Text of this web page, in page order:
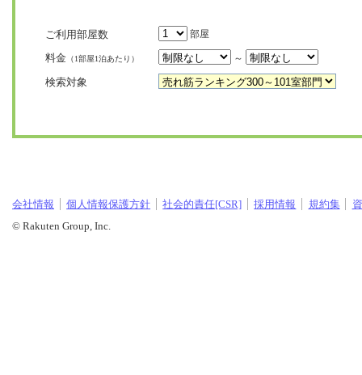
ご利用部屋数 部屋
料金 （1部屋1泊あたり） ～
検索対象
会社情報 個人情報保護方針 社会的責任[CSR] 採用情報 規約集
© Rakuten Group, Inc.